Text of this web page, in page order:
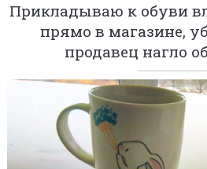
Прикладываю к обуви
прямо в магазине,
продавец нагло